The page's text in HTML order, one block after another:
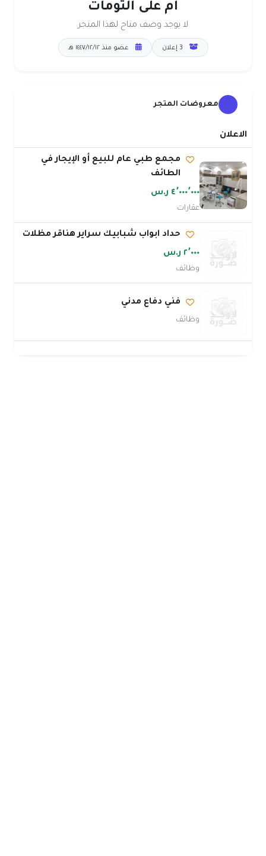
ام على التومات
لا يوجد وصف متاح لهذا المتجر
عضو منذ ١٢‏/١٢‏/١٤٤٧ هـ
معروضات المتجر
الاعلان
مجمع طبي عام للبيع أو الإيجار في
الطائف
٤٬٠٠٠٬٠٠٠ ر.س
عقارات
حداد ابواب شبابيك سراير هناقر مظلات
٢٬٠٠٠ ر.س
وظائف
فني دفاع مدني
وظائف